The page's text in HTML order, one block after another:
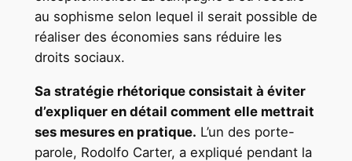
au sophisme selon lequel il serait possible de
réaliser des économies sans réduire les
droits sociaux.
Sa stratégie rhétorique consistait à éviter
d’expliquer en détail comment elle mettrait
ses mesures en pratique. L’un des porte-
parole, Rodolfo Carter, a expliqué pendant la